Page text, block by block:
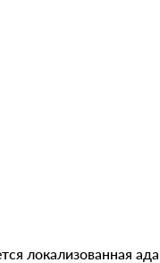
локализованная